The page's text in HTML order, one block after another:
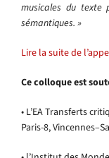
musicales du texte
sémantiques. »
Lire la suite de
Ce colloque est
• L’EA Transferts
Paris-8,